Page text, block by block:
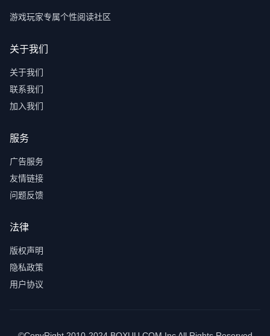
游戏玩家专属个性阅读社区
关于我们
关于我们
联系我们
加入我们
服务
广告服务
友情链接
问题反馈
法律
版权声明
隐私政策
用户协议